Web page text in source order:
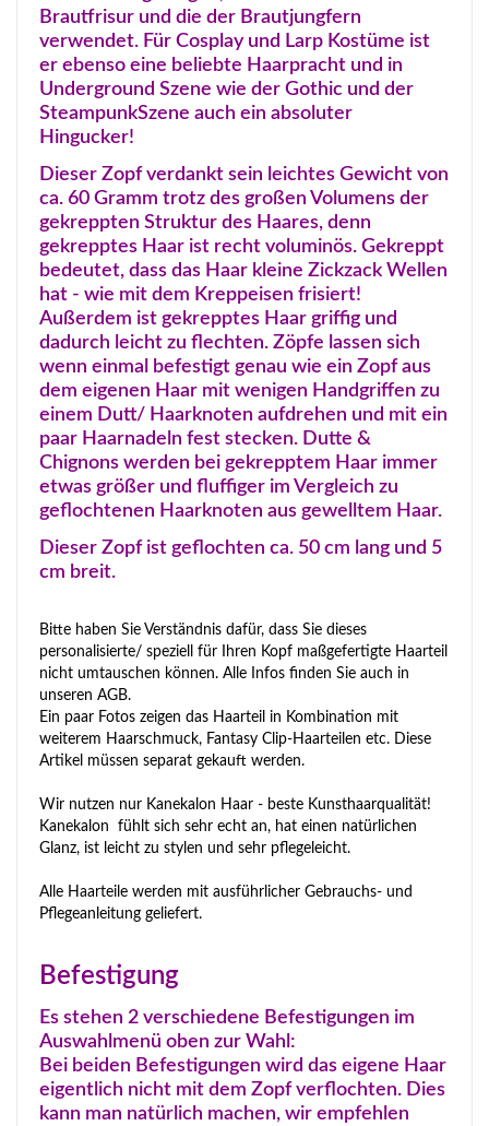
Brautfrisur und die der Brautjungfern
verwendet. Für Cosplay und Larp Kostüme ist
er ebenso eine beliebte Haarpracht und in
Underground Szene wie der Gothic und der
SteampunkSzene auch ein absoluter
Hingucker!
Dieser Zopf verdankt sein leichtes Gewicht von
ca. 60 Gramm trotz des großen Volumens der
gekreppten Struktur des Haares, denn
gekrepptes Haar ist recht voluminös. Gekreppt
bedeutet, dass das Haar kleine Zickzack Wellen
hat - wie mit dem Kreppeisen frisiert!
Außerdem ist gekrepptes Haar griffig und
dadurch leicht zu flechten. Zöpfe lassen sich
wenn einmal befestigt genau wie ein Zopf aus
dem eigenen Haar mit wenigen Handgriffen zu
einem Dutt/ Haarknoten aufdrehen und mit ein
paar Haarnadeln fest stecken. Dutte &
Chignons werden bei gekrepptem Haar immer
etwas größer und fluffiger im Vergleich zu
geflochtenen Haarknoten aus gewelltem Haar.
Dieser Zopf ist geflochten ca. 50 cm lang und 5
cm breit.
Bitte haben Sie Verständnis dafür, dass Sie dieses
personalisierte/ speziell für Ihren Kopf maßgefertigte Haarteil
nicht umtauschen können. Alle Infos finden Sie auch in
unseren AGB.
Ein paar Fotos zeigen das Haarteil in Kombination mit
weiterem Haarschmuck, Fantasy Clip-Haarteilen etc. Diese
Artikel müssen separat gekauft werden.
Wir nutzen nur Kanekalon Haar - beste Kunsthaarqualität!
Kanekalon fühlt sich sehr echt an, hat einen natürlichen
Glanz, ist leicht zu stylen und sehr pflegeleicht.
Alle Haarteile werden mit ausführlicher Gebrauchs- und
Pflegeanleitung geliefert.
Befestigung
Es stehen 2 verschiedene Befestigungen im
Auswahlmenü oben zur Wahl:
Bei beiden Befestigungen wird das eigene Haar
eigentlich nicht mit dem Zopf verflochten. Dies
kann man natürlich machen, wir empfehlen